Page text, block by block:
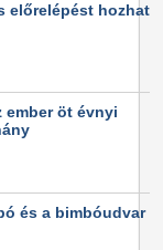
előrelépést hozhat
öt évnyi
és a bimbóudvar